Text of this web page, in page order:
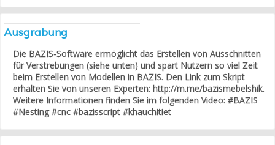
Ausgrabung
Die BAZIS-Software ermöglicht das Erstellen von Ausschnitten
für Verstrebungen (siehe unten) und spart Nutzern so viel Zeit
beim Erstellen von Modellen in BAZIS. Den Link zum Skript
erhalten Sie von unseren Experten: http://m.me/bazismebelshik.
Weitere Informationen finden Sie im folgenden Video: #BAZIS
#Nesting #cnc #bazisscript #khauchitiet